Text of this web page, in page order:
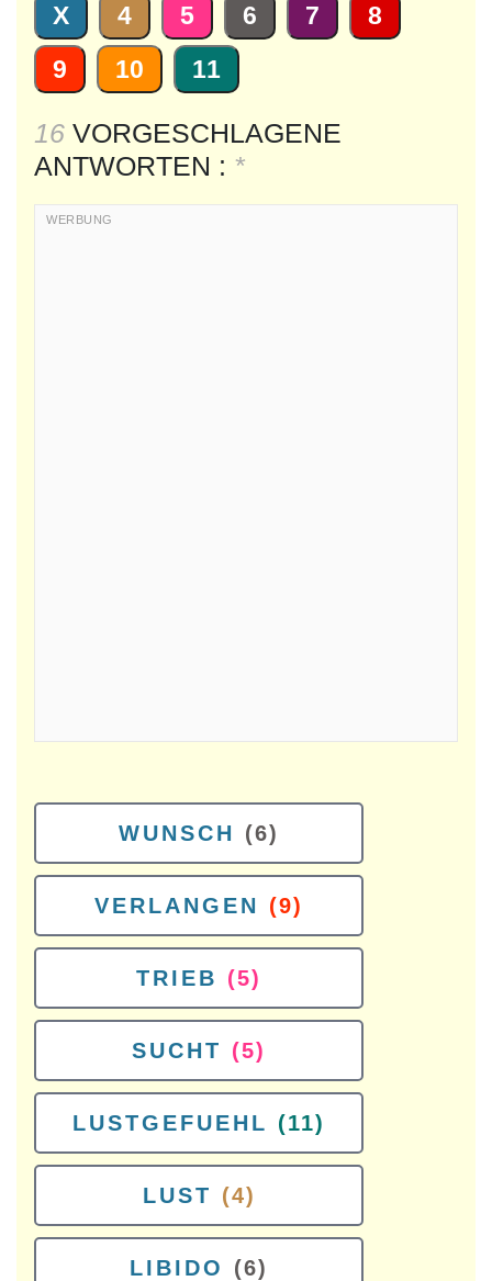
X 4 5 6 7
8
9
10 11
16 VORGESCHLAGENE
ANTWORTEN : *
WUNSCH (6)
VERLANGEN (9)
TRIEB (5)
SUCHT (5)
LUSTGEFUEHL (11)
LUST (4)
LIBIDO (6)